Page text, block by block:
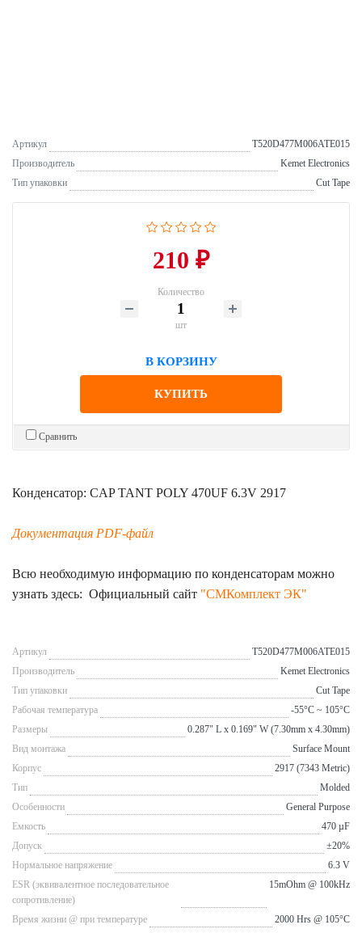
Артикул
T520D477M006ATE015
Производитель
Kemet Electronics
Тип упаковки
Cut Tape
210 ₽
Количество
шт
В КОРЗИНУ
КУПИТЬ
Сравнить
Конденсатор: CAP TANT POLY 470UF 6.3V 2917
Документация PDF-файл
Всю необходимую информацию по конденсаторам можно
узнать здесь: Официальный сайт "СМКомплект ЭК"
Артикул
T520D477M006ATE015
Производитель
Kemet Electronics
Тип упаковки
Cut Tape
Рабочая температура
-55°C ~ 105°C
Размеры
0.287" L x 0.169" W (7.30mm x 4.30mm)
Вид монтажа
Surface Mount
Корпус
2917 (7343 Metric)
Тип
Molded
Особенности
General Purpose
Емкость
470 µF
Допуск
±20%
Нормальное напряжение
6.3 V
ESR (эквивалентное последовательное
сопротивление)
15mOhm @ 100kHz
Время жизни @ при температуре 2000 Hrs @ 105°C